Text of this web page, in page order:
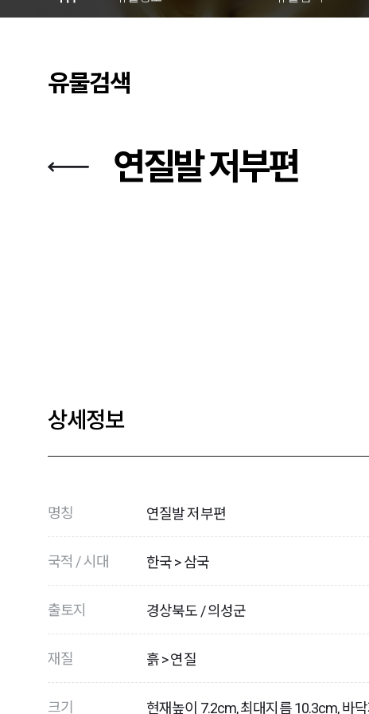
유물검색
연질발 저부편
상세정보
명칭 연질발 저부편
국적 / 시대 한국 > 삼국
출토지 경상북도 / 의성군
재질 흙 > 연질
크기 현재높이 7.2cm, 최대지름 10.3cm, 바